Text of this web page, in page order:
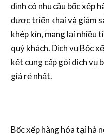
đình có nhu cầu bốc xếp
được triển khai và giám
khép kín, mang lại nhiều
quý khách. Dịch vụ Bốc
kết cung cấp gói dịch vụ
giá rẻ nhất.
Bốc xếp hàng hóa tại hà